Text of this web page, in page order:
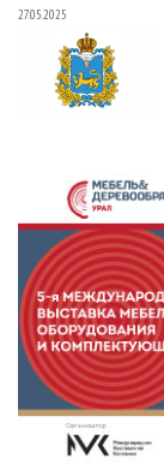
27.05.2025